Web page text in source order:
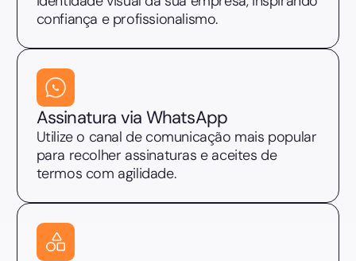
confiança e profissionalismo.
Assinatura via WhatsApp
Utilize o canal de comunicação mais popular
para recolher assinaturas e aceites de
termos com agilidade.